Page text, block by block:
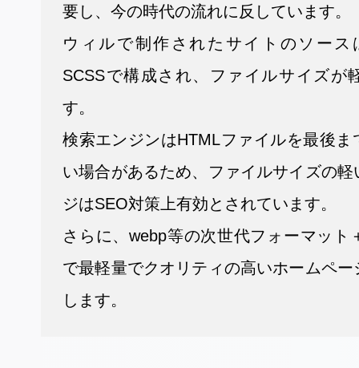
要し、今の時代の流れに反しています。
ウィルで制作されたサイトのソース
SCSSで構成され、ファイルサイズが
す。
検索エンジンはHTMLファイルを最後ま
い場合があるため、ファイルサイズの軽
ジはSEO対策上有効とされています。
さらに、webp等の次世代フォーマット
で最軽量でクオリティの高いホームペー
します。